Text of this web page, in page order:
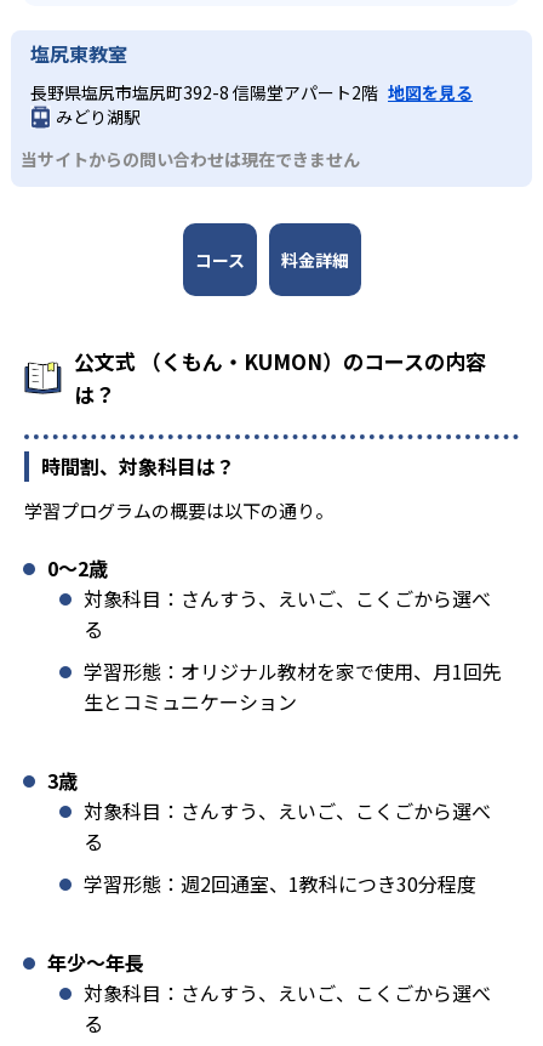
塩尻東教室
長野県塩尻市塩尻町392-8 信陽堂アパート2階 地図を見る
みどり湖駅
当サイトからの問い合わせは現在できません
コース 料金詳細
公文式 （くもん・KUMON）のコースの内容
は？
時間割、対象科目は？
学習プログラムの概要は以下の通り。
0〜2歳
対象科目：さんすう、えいご、こくごから選べ
る
学習形態：オリジナル教材を家で使用、月1回先
生とコミュニケーション
3歳
対象科目：さんすう、えいご、こくごから選べ
る
学習形態：週2回通室、1教科につき30分程度
年少〜年長
対象科目：さんすう、えいご、こくごから選べ
る